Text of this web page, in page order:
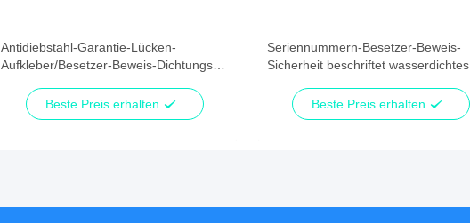
Antidiebstahl-Garantie-Lücken-
Aufkleber/Besetzer-Beweis-Dichtungs-
Beste Preis erhalten
Seriennummern-Besetzer-Beweis-
Sicherheit beschriftet wasserdichtes
Beste Preis erhalten